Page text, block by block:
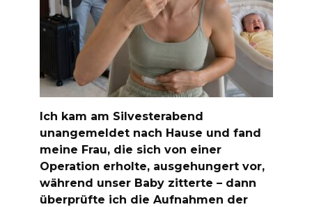
Ich kam am Silvesterabend
unangemeldet nach Hause und fand
meine Frau, die sich von einer
Operation erholte, ausgehungert vor,
während unser Baby zitterte – dann
überprüfte ich die Aufnahmen der